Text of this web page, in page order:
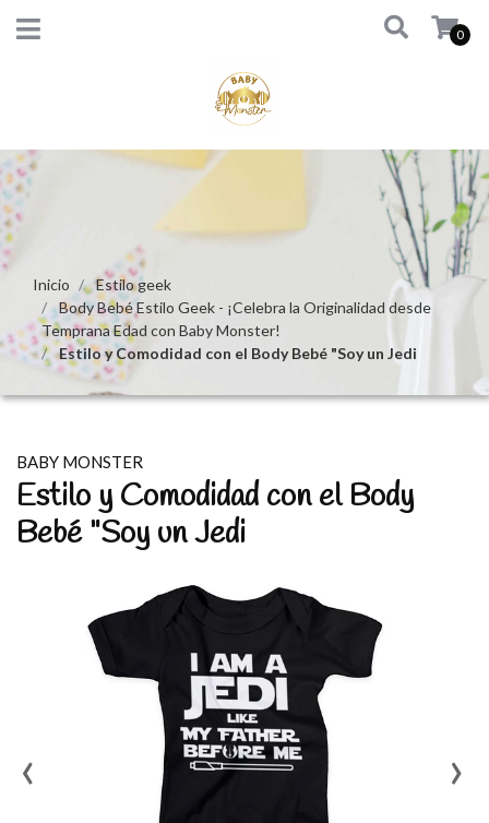
0
Inicio
Estilo geek
Body Bebé Estilo Geek - ¡Celebra la Originalidad desde
Temprana Edad con Baby Monster!
Estilo y Comodidad con el Body Bebé "Soy un Jedi
BABY MONSTER
Estilo y Comodidad con el Body
Bebé "Soy un Jedi
‹ ›